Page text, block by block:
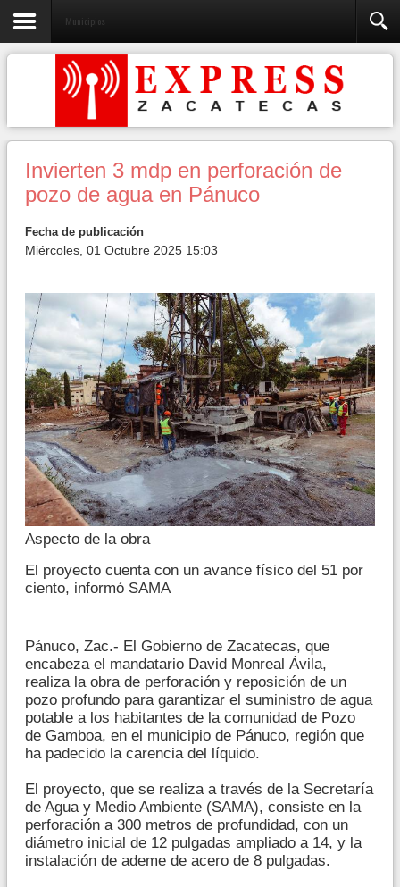
Municipios
Invierten 3 mdp en perforación de
pozo de agua en Pánuco
Fecha de publicación
Miércoles, 01 Octubre 2025 15:03
Aspecto de la obra
El proyecto cuenta con un avance físico del 51 por
ciento, informó SAMA
Pánuco, Zac.- El Gobierno de Zacatecas, que
encabeza el mandatario David Monreal Ávila,
realiza la obra de perforación y reposición de un
pozo profundo para garantizar el suministro de agua
potable a los habitantes de la comunidad de Pozo
de Gamboa, en el municipio de Pánuco, región que
ha padecido la carencia del líquido.
El proyecto, que se realiza a través de la Secretaría
de Agua y Medio Ambiente (SAMA), consiste en la
perforación a 300 metros de profundidad, con un
diámetro inicial de 12 pulgadas ampliado a 14, y la
instalación de ademe de acero de 8 pulgadas.